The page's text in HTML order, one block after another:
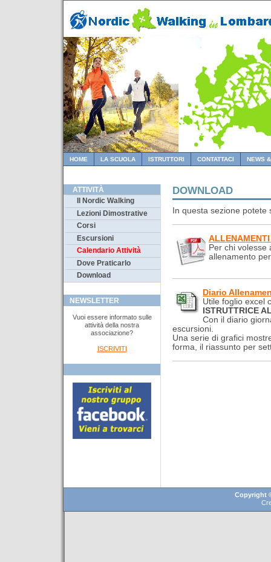
HOME LA SCUOLA ISTRUTTORI CONTATTACI NEWS
ATTIVITÀ
Il Nordic Walking
Lezioni Dimostrative
Corsi
Escursioni
Calendario Attività
Dove Praticarlo
Download
NEWSLETTER
Vuoi essere informato sulle
attività della nostra
associazione?
ISCRIVITI
DOWNLOAD
In questa sezione
Per chi
allenamento
Diario
Utile foglio excel
ISTRUTTRICE
Con il diario
escursioni.
Una serie di grafici
forma, il riassunto per
Copyright